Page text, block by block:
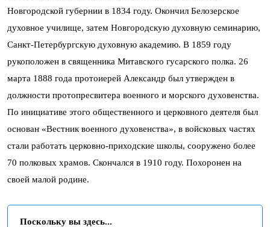
Новгородской губернии в 1834 году. Окончил Белозерское
духовное училище, затем Новгородскую духовную семинарию,
Санкт-Петербургскую духовную академию. В 1859 году
рукоположен в священника Митавского гусарского полка. 26
марта 1888 года протоиерей Александр был утвержден в
должности протопресвитера военного и морского духовенства.
По инициативе этого общественного и церковного деятеля был
основан «Вестник военного духовенства», в войсковых частях
стали работать церковно-приходские школы, сооружено более
70 полковых храмов. Скончался в 1910 году. Похоронен на
своей малой родине.
Поскольку вы здесь...